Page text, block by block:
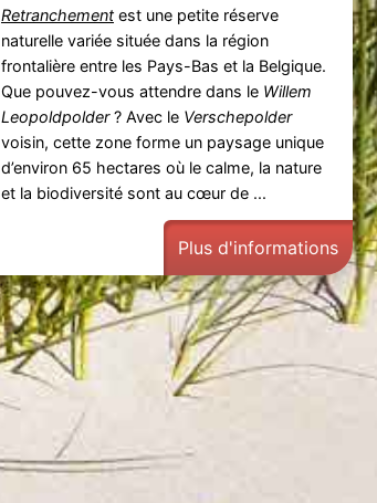
Retranchementest une petite réserve
naturelle variée située dans la région
frontalière entre les Pays-Bas et la Belgique.
Que pouvez-vous attendre dans le Willem
Leopoldpolder? Avec le Verschepolder
voisin, cette zone forme un paysage unique
d’environ 65 hectares où le calme, la nature
et la biodiversité sont au cœur de ...
Plus d'informations